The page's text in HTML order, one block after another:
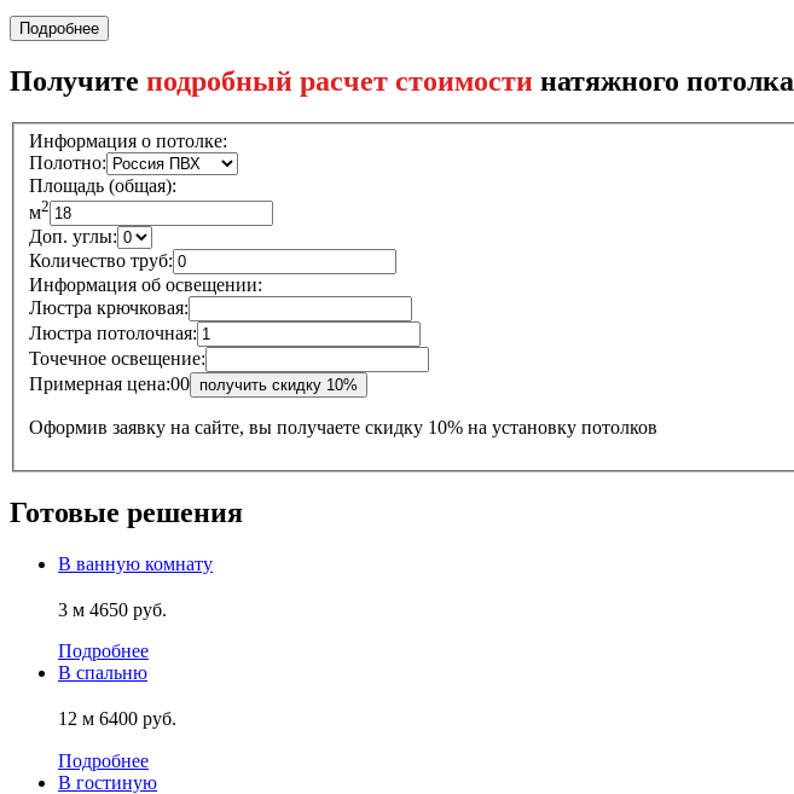
Подробнее
Получите подробный расчет стоимости натяжного потолка
Информация о потолке:
Полотно:
Площадь (общая):
м2
Доп. углы:
Количество труб:
Информация об освещении:
Люстра крючковая:
Люстра потолочная:
Точечное освещение:
Примерная цена:00
Оформив заявку на сайте, вы получаете скидку 10% на установку потолков
Готовые решения
В ванную комнату
3 м 4650 руб.
Подробнее
В спальню
12 м 6400 руб.
Подробнее
В гостиную